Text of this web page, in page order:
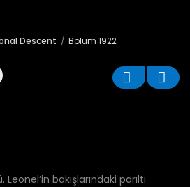
Descent Bölüm 1922
bakışlarındaki parıltı